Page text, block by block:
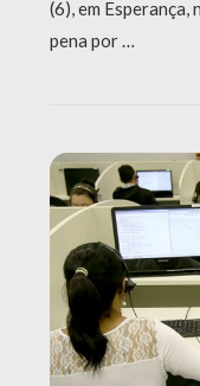
(6), em
pena por …